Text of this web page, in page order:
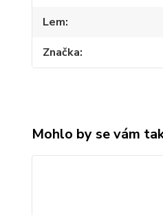
Lem
Značka
Mohlo by se vám